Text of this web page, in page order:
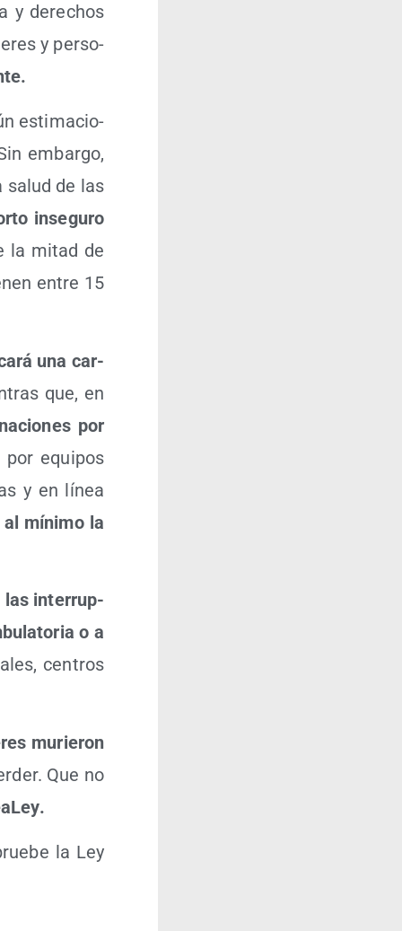
y dere­chos
y per­so­
esti­ma­cio­
embar­go,
salud de las
inse­gu­ro
la mitad de
entre 15
una car­
que, en
por
por equi­pos
y en línea
al míni­mo la
las inte­rrup­
o a
cen­tros
murie­ron
Que no
la Ley